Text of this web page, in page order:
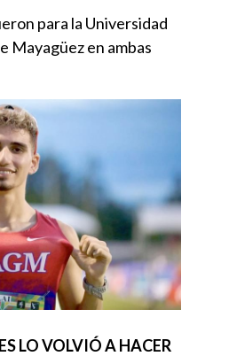
para la Universidad
Mayagüez en ambas
LO VOLVIÓ A HACER